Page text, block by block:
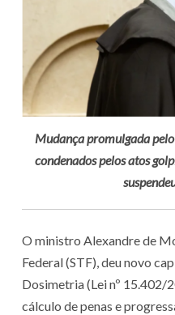
Mudança promulgada
condenados pelos atos
O ministro Alexandre de
Federal (STF), deu novo
Dosimetria (Lei nº 15.402/
cálculo de penas e